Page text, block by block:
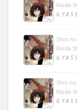
Raida
IL Y A 5
Shin
Raida
IL Y A 5
Shin
Raida
IL Y A 5